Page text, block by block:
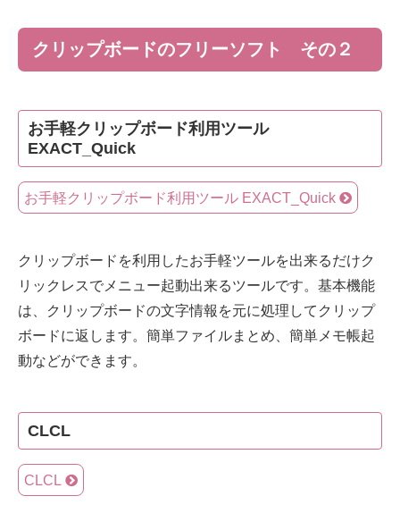
クリップボードのフリーソフト その２
お手軽クリップボード利用ツール
EXACT_Quick
お手軽クリップボード利用ツール EXACT_Quick
クリップボードを利用したお手軽ツールを出来るだけク
リックレスでメニュー起動出来るツールです。基本機能
は、クリップボードの文字情報を元に処理してクリップ
ボードに返します。簡単ファイルまとめ、簡単メモ帳起
動などができます。
CLCL
CLCL